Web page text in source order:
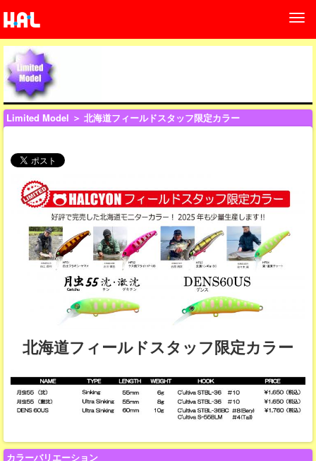
Limited Model ＞ 北海道フィールドスタッフ限定カラー
北海道フィールドスタッフ限定カラー
カラーバリエーション